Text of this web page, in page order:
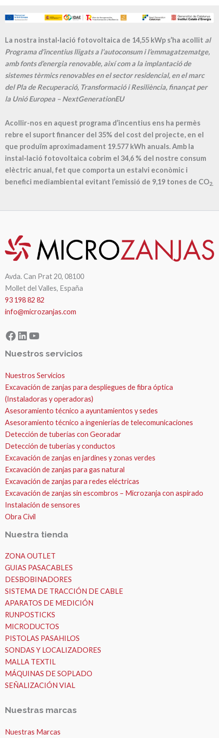
La nostra instal·lació fotovoltaica de 14,55 kWp s’ha acollit al
Programa d’incentius lligats a l’autoconsum i l’emmagatzematge,
amb fonts d’energia renovable, així com a la implantació de
sistemes tèrmics renovables en el sector residencial, en el marc
del Pla de Recuperació, Transformació i Resiliència, finançat per
la Unió Europea – NextGenerationEU
Acollir-nos en aquest programa d’incentius ens ha permès
rebre el suport financer del 35% del cost del projecte, en el
que produïm aproximadament 19.577 kWh anuals. Amb la
instal·lació fotovoltaica cobrim el 34,6 % del nostre consum
elèctric anual, fet que comporta un estalvi econòmic i
benefici mediambiental evitant l’emissió de 9,19 tones de CO2.
Avda. Can Prat 20, 08100
Mollet del Valles, España
93 198 82 82
info@microzanjas.com
Facebook
LinkedIn
YouTube
Nuestros servicios
Nuestros Servicios
Excavación de zanjas para despliegues de fibra óptica
(Instaladoras y operadoras)
Asesoramiento técnico a ayuntamientos y sedes
Asesoramiento técnico a ingenierías de telecomunicaciones
Detección de tuberías con Georadar
Detección de tuberías y conductos
Excavación de zanjas en jardines y zonas verdes
Excavación de zanjas para gas natural
Excavación de zanjas para redes eléctricas
Excavación de zanjas sin escombros – Microzanja con aspirado
Instalación de sensores
Obra Civil
Nuestra tienda
ZONA OUTLET
GUIAS PASACABLES
DESBOBINADORES
SISTEMA DE TRACCIÓN DE CABLE
APARATOS DE MEDICIÓN
RUNPOSTICKS
MICRODUCTOS
PISTOLAS PASAHILOS
SONDAS Y LOCALIZADORES
MALLA TEXTIL
MÁQUINAS DE SOPLADO
SEÑALIZACIÓN VIAL
Nuestras marcas
Nuestras Marcas